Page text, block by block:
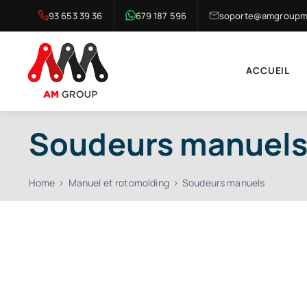
to
content
93 653 39 36 679 187 596
ACCUEIL
Soudeurs
Home Manuel et rotomolding Soudeurs manuels